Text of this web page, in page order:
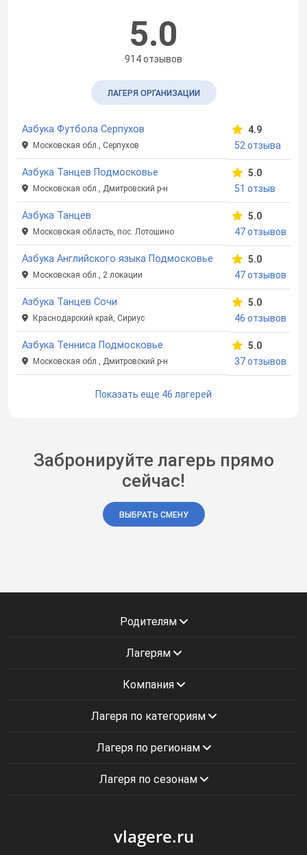
5.0
914 отзывов
ЛАГЕРЯ ОРГАНИЗАЦИИ
Азбука Футбола Серпухов
Московская обл., Серпухов
4.9
52 отзыва
Азбука Танцев Подмосковье
Московская обл., Дмитровский р-н
5.0
51 отзыв
Азбука Танцев
Московская область, пос. Лотошино
5.0
47 отзывов
Азбука Английского языка Подмосковье
Московская обл., 2 локации
5.0
47 отзывов
Азбука Танцев Сочи
Краснодарский край, Сириус
5.0
46 отзывов
Азбука Тенниса Подмосковье
Московская обл., Дмитровский р-н
5.0
37 отзывов
Показать еще 46 лагерей
Забронируйте лагерь прямо
сейчас!
ВЫБРАТЬ СМЕНУ
Родителям
Лагерям
Компания
Лагеря по категориям
Лагеря по регионам
Лагеря по сезонам
vlagere.ru